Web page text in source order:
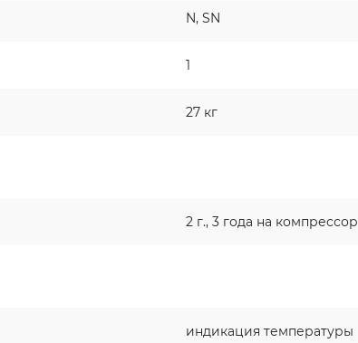
N, SN
1
27 кг
2 г., 3 года на компрессор
индикация температуры